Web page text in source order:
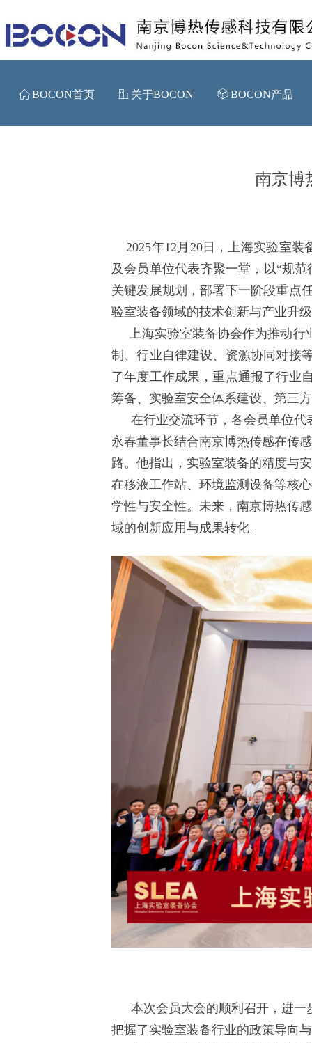
ꀇ BOCON首页 ꀶ 关于BOCON ꁦ BOCON产品
南京博
2025年12月20日，上海实验室装
及会员单位代表齐聚一堂，以“规
关键发展规划，部署下一阶段重点
验室装备领域的技术创新与产业升
上海实验室装备协会作为推动行
制、行业自律建设、资源协同对接
了年度工作成果，重点通报了行业
筹备、实验室安全体系建设、第三
在行业交流环节，各会员单位
永春董事长结合南京博热传感在传
路。他指出，实验室装备的精度与
在移液工作站、环境监测设备等核
学性与安全性。未来，南京博热传
域的创新应用与成果转化。
本次会员大会的顺利召开，进
把握了实验室装备行业的政策导向